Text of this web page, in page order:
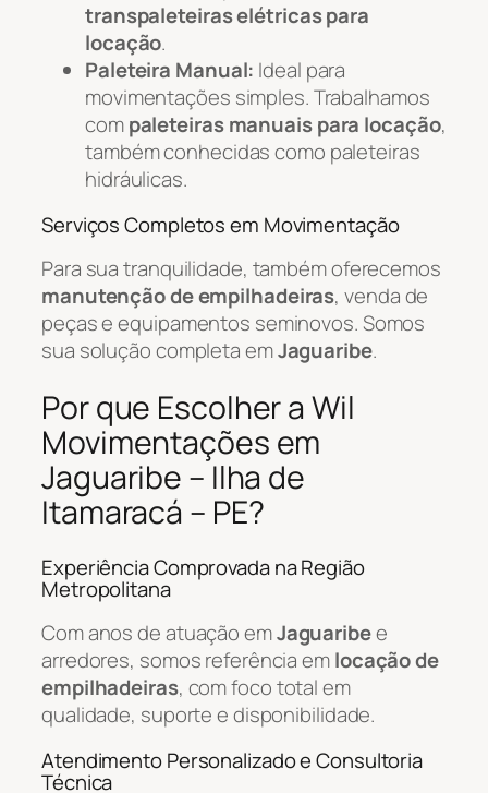
transpaleteiras elétricas para
locação.
Paleteira Manual: Ideal para
movimentações simples. Trabalhamos
compaleteiras manuais para locação,
também conhecidas como paleteiras
hidráulicas.
Serviços Completos em Movimentação
Para sua tranquilidade, também oferecemos
manutenção de empilhadeiras, venda de
peças e equipamentos seminovos. Somos
sua solução completa emJaguaribe.
Por que Escolher a Wil
Movimentações em
Jaguaribe – Ilha de
Itamaracá – PE?
Experiência Comprovada na Região
Metropolitana
Com anos de atuação emJaguaribee
arredores, somos referência emlocação de
empilhadeiras, com foco total em
qualidade, suporte e disponibilidade.
Atendimento Personalizado e Consultoria
Técnica